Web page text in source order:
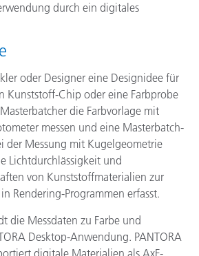
durch ein digitales
oder Designer eine Designidee für
Kunststoff-Chip oder eine Farbprobe
die Farbvorlage mit
messen und eine Masterbatch-
der Messung mit Kugelgeometrie
Lichtdurchlässigkeit und
von Kunststoffmaterialien zur
Rendering-Programmen erfasst.
die Messdaten zu Farbe und
Desktop-Anwendung. PANTORA
digitale Materialien als AxF-